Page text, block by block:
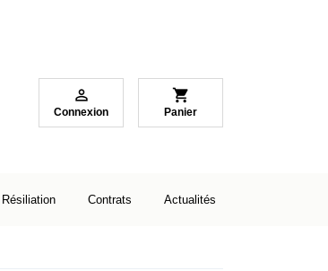

Connexion
shopping_cart
Panier
Résiliation Contrats Actualités